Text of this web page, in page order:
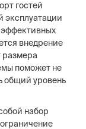
гостей
эксплуатации
эффективных
внедрение
размера
поможет не
общий уровень
набор